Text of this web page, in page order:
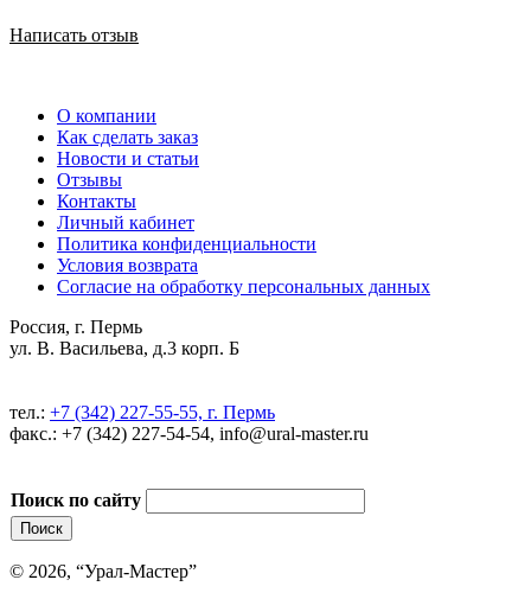
Написать отзыв
О компании
Как сделать заказ
Новости и статьи
Отзывы
Контакты
Личный кабинет
Политика конфиденциальности
Условия возврата
Согласие на обработку персональных данных
Россия, г. Пермь
ул. В. Васильева, д.3 корп. Б
тел.: +7 (342) 227-55-55, г. Пермь
факс.: +7 (342) 227-54-54, info@ural-master.ru
Поиск по сайту
© 2026, “Урал-Мастер”